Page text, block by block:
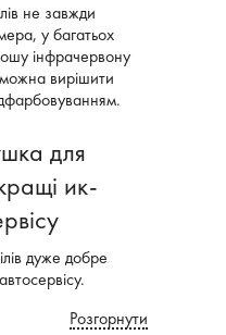
не завжди
у багатьох
інфрачервону
вирішити
для
ик-
дуже добре
набагатоРозгорнути